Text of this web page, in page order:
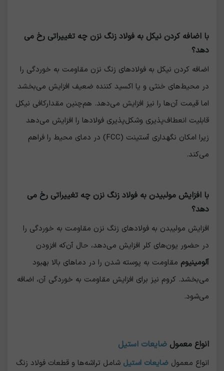
با اضافه کردن نیکل به فولاد زنگ نزن چه تغییراتی رخ می
دهد؟
اضافه کردن نیکل به فولادهای زنگ نزن مقاومت به خوردگی را
در محیط‌های خنثی و یا اکسید کننده ضعیف افزایش می‌بخشد
اما قیمت آن‌ها را نیز افزایش می‌دهد. هم‌چنین مقدارکافی نیکل
قابلیت انعطاف‌پذیری وشکل‌پذیری فولادها را افزایش می‌دهد
زیرا امکان نگهداری آستینت (FCC) در دمای محیط را فراهم
می‌کند.
با افزایش مولبیدن به فولاد زنگ نزن چه تغییراتی رخ می
دهد؟
افزایش مولیبدن به فولادهای زنگ نزن مقاومت به خوردگی را
در حضور یون‌های کلر افزایش می‌دهد، حال آن‌که افزودن
آلومینیوم مقاومت به پوسته شدن را در دماهای بالا بهبود
می‌بخشد. کروم نیز برای افزایش مقاومت به خوردگی آن، اضافه
می‌شود.
انواع معمول ضایعات استیل
انواع معمول ضایعات استیل شامل تراشه‌ها و قطعات فولاد زنگ